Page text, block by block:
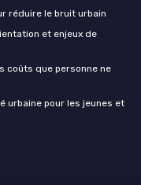
réduire le bruit urbain
et enjeux de
coûts que personne ne
urbaine pour les jeunes et